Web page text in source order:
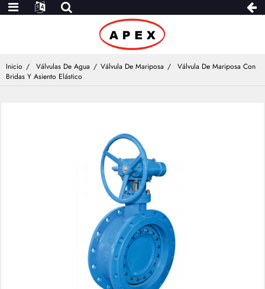
Inicio Válvulas De Agua Válvula De Mariposa
Válvula De Mariposa Con
Bridas Y Asiento Elástico